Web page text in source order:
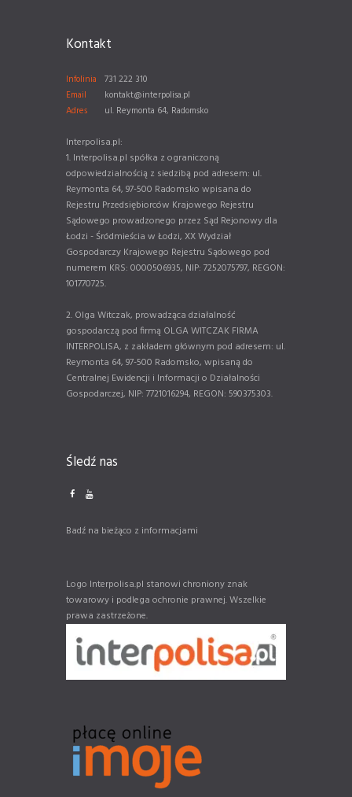
Kontakt
Infolinia
731 222 310
Email
kontakt@interpolisa.pl
Adres
ul. Reymonta 64, Radomsko
Interpolisa.pl:
1. Interpolisa.pl spółka z ograniczoną
odpowiedzialnością z siedzibą pod adresem: ul.
Reymonta 64, 97-500 Radomsko wpisana do
Rejestru Przedsiębiorców Krajowego Rejestru
Sądowego prowadzonego przez Sąd Rejonowy dla
Łodzi - Śródmieścia w Łodzi, XX Wydział
Gospodarczy Krajowego Rejestru Sądowego pod
numerem KRS: 0000506935, NIP: 7252075797, REGON:
101770725.
2. Olga Witczak, prowadząca działalność
gospodarczą pod firmą OLGA WITCZAK FIRMA
INTERPOLISA, z zakładem głównym pod adresem: ul.
Reymonta 64, 97-500 Radomsko, wpisaną do
Centralnej Ewidencji i Informacji o Działalności
Gospodarczej, NIP: 7721016294, REGON: 590375303.
Śledź nas
Badź na bieżąco z informacjami
Logo Interpolisa.pl stanowi chroniony znak
towarowy i podlega ochronie prawnej. Wszelkie
prawa zastrzeżone.